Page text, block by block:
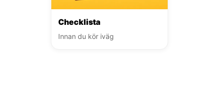
Checklista
Innan du kör iväg